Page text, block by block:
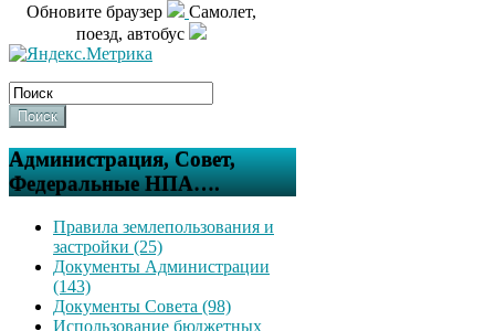
Обновите браузер
Самолет,
поезд, автобус
Поиск
Администрация, Совет,
Федеральные НПА….
Правила землепользования и
застройки (25)
Документы Администрации
(143)
Документы Совета (98)
Использование бюджетных